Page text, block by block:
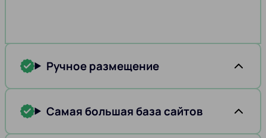
Ручное размещение
Самая большая база сайтов